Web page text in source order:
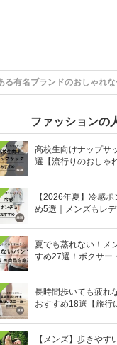
有名ブランドのおしゃれ
ファッションの
高校生向けナップサ
選【流行りのおしゃ
【2026年夏】冷感
め5選｜メンズもレデ
夏でも蒸れない！メ
すめ27選！ボクサー
長時間歩いても疲れ
おすすめ18選【旅行
【メンズ】歩きやす